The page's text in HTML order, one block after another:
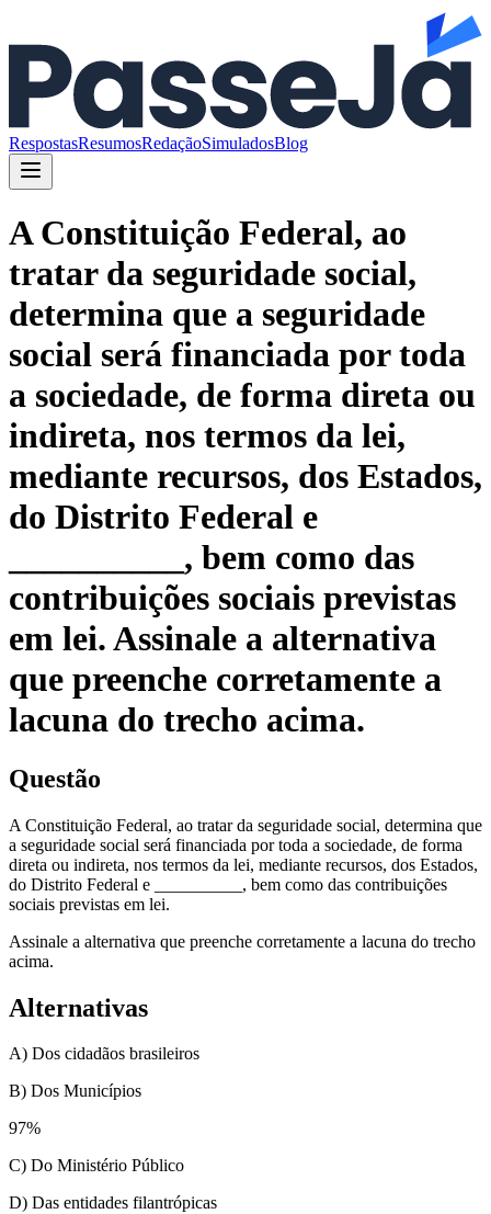
RespostasResumosRedaçãoSimuladosBlog
A Constituição Federal, ao
tratar da seguridade social,
determina que a seguridade
social será financiada por toda
a sociedade, de forma direta ou
indireta, nos termos da lei,
mediante recursos, dos Estados,
do Distrito Federal e
__________, bem como das
contribuições sociais previstas
em lei. Assinale a alternativa
que preenche corretamente a
lacuna do trecho acima.
Questão
A Constituição Federal, ao tratar da seguridade social, determina que
a seguridade social será financiada por toda a sociedade, de forma
direta ou indireta, nos termos da lei, mediante recursos, dos Estados,
do Distrito Federal e __________, bem como das contribuições
sociais previstas em lei.
Assinale a alternativa que preenche corretamente a lacuna do trecho
acima.
Alternativas
A) Dos cidadãos brasileiros
B) Dos Municípios
97%
C) Do Ministério Público
D) Das entidades filantrópicas